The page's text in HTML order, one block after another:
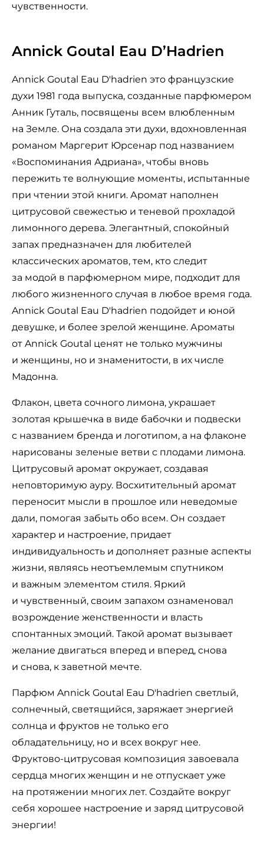
чувственности.
Annick Goutal Eau D’Hadrien
Annick Goutal Eau D'hadrien это французские
духи 1981 года выпуска, созданные парфюмером
Анник Гуталь, посвящены всем влюбленным
на Земле. Она создала эти духи, вдохновленная
романом Маргерит Юрсенар под названием
«Воспоминания Адриана», чтобы вновь
пережить те волнующие моменты, испытанные
при чтении этой книги. Аромат наполнен
цитрусовой свежестью и теневой прохладой
лимонного дерева. Элегантный, спокойный
запах предназначен для любителей
классических ароматов, тем, кто следит
за модой в парфюмерном мире, подходит для
любого жизненного случая в любое время года.
Annick Goutal Eau D'hadrien подойдет и юной
девушке, и более зрелой женщине. Ароматы
от Annick Goutal ценят не только мужчины
и женщины, но и знаменитости, в их числе
Мадонна.
Флакон, цвета сочного лимона, украшает
золотая крышечка в виде бабочки и подвески
с названием бренда и логотипом, а на флаконе
нарисованы зеленые ветви с плодами лимона.
Цитрусовый аромат окружает, создавая
неповторимую ауру. Восхитительный аромат
переносит мысли в прошлое или неведомые
дали, помогая забыть обо всем. Он создает
характер и настроение, придает
индивидуальность и дополняет разные аспекты
жизни, являясь неотъемлемым спутником
и важным элементом стиля. Яркий
и чувственный, своим запахом ознаменовал
возрождение женственности и власть
спонтанных эмоций. Такой аромат вызывает
желание двигаться вперед и вперед, снова
и снова, к заветной мечте.
Парфюм Annick Goutal Eau D'hadrien светлый,
солнечный, светящийся, заряжает энергией
солнца и фруктов не только его
обладательницу, но и всех вокруг нее.
Фруктово-цитрусовая композиция завоевала
сердца многих женщин и не отпускает уже
на протяжении многих лет. Создайте вокруг
себя хорошее настроение и заряд цитрусовой
энергии!